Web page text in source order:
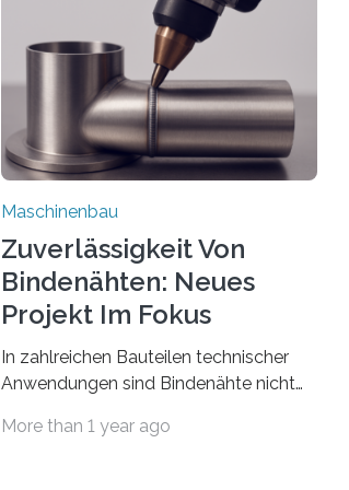
Maschinenbau
Zuverlässigkeit Von
Bindenähten: Neues
Projekt Im Fokus
In zahlreichen Bauteilen technischer
Anwendungen sind Bindenähte nicht
bei Rezyklaten aufgrund der
More than 1 year ago